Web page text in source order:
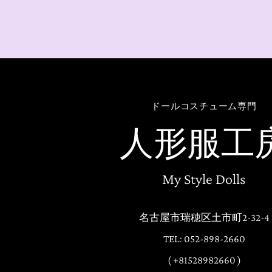
ドールコスチューム専門
人形服工
My Style Dolls
名古屋市瑞穂区土市町2-32-4
TEL: 052-898-2660
( +81528982660 )